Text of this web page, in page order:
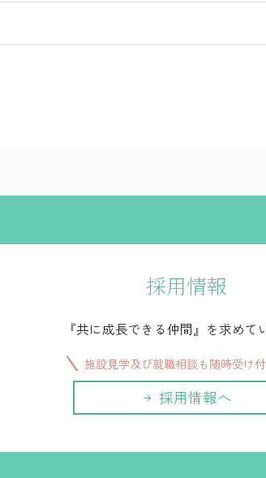
採用情報
『共に成長できる仲間』を求めて
施設見学及び就職相談も随時受け
採用情報へ